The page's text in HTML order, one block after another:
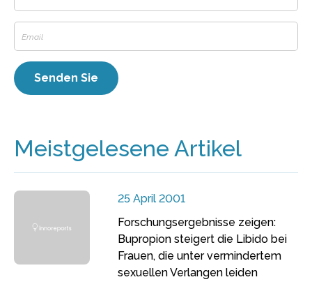
Meistgelesene Artikel
25 April 2001
Forschungsergebnisse zeigen:
Bupropion steigert die Libido bei
Frauen, die unter vermindertem
sexuellen Verlangen leiden